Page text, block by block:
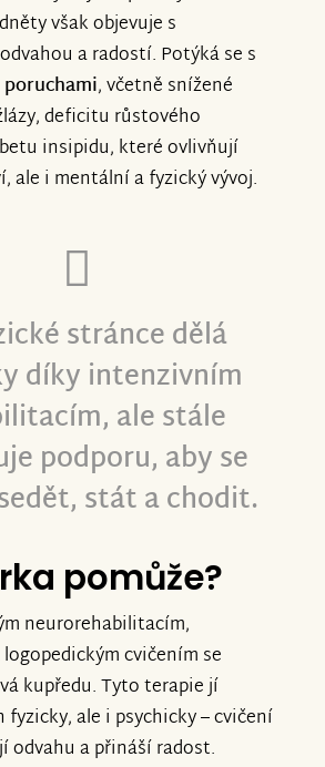
Váš Tým Znesnáze
však objevuje s
a radostí. Potýká se s
, včetně snížené
deficitu růstového
insipidu, které ovlivňují
ale i mentální a fyzický vývoj.
stránce dělá
díky intenzivním
ale stále
podporu, aby se
stát a chodit.
pomůže?
neurorehabilitacím,
cvičením se
kupředu. Tyto terapie jí
fyzicky, ale i psychicky – cvičení
odvahu a přináší radost.